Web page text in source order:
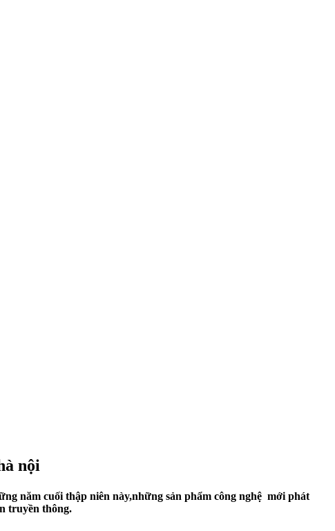
nội
năm cuối thập niên này,những sản phẩm công nghệ mới phát
truyền thông.